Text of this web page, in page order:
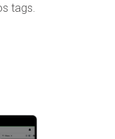
tags.